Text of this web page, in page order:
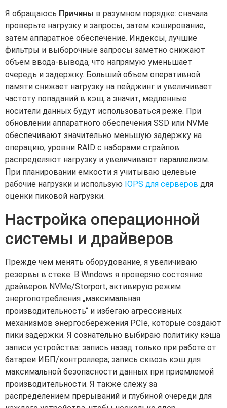
Я обращаюсь Причины в разумном порядке: сначала
проверьте нагрузку и запросы, затем кэширование,
затем аппаратное обеспечение. Индексы, лучшие
фильтры и выборочные запросы заметно снижают
объем ввода-вывода, что напрямую уменьшает
очередь и задержку. Больший объем оперативной
памяти снижает нагрузку на пейджинг и увеличивает
частоту попаданий в кэш, а значит, медленные
носители данных будут использоваться реже. При
обновлении аппаратного обеспечения SSD или NVMe
обеспечивают значительно меньшую задержку на
операцию; уровни RAID с наборами страйпов
распределяют нагрузку и увеличивают параллелизм.
При планировании емкости я учитываю целевые
рабочие нагрузки и использую IOPS для серверов для
оценки пиковой нагрузки.
Настройка операционной
системы и драйверов
Прежде чем менять оборудование, я увеличиваю
резервы в стеке. В Windows я проверяю состояние
драйверов NVMe/Storport, активирую режим
энергопотребления „максимальная
производительность“ и избегаю агрессивных
механизмов энергосбережения PCIe, которые создают
пики задержки. Я сознательно выбираю политику кэша
записи устройства: запись назад только при работе от
батареи ИБП/контроллера; запись сквозь кэш для
максимальной безопасности данных при приемлемой
производительности. Я также слежу за
распределением прерываний и глубиной очереди для